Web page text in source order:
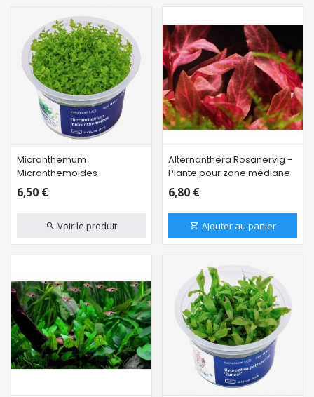
Micranthemum
Micranthemoides
6,50 €
Voir le produit
Alternanthera Rosanervig -
Plante pour zone médiane
6,80 €
Ajouter au panier